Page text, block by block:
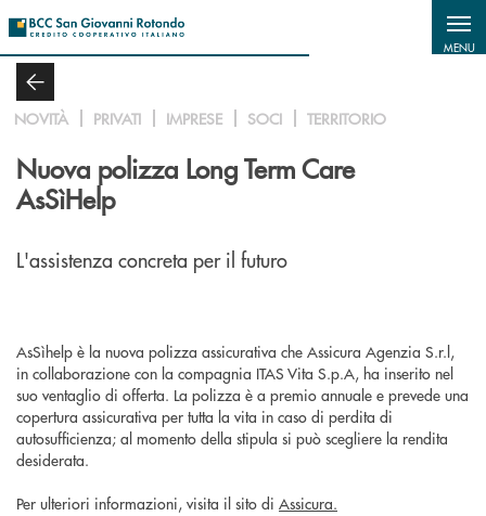
MENU
NOVITÀ PRIVATI IMPRESE SOCI TERRITORIO
Nuova polizza Long Term Care
AsSìHelp
L'assistenza concreta per il futuro
AsSìhelp è la nuova polizza assicurativa che Assicura Agenzia S.r.l,
in collaborazione con la compagnia ITAS Vita S.p.A, ha inserito nel
suo ventaglio di offerta. La polizza è a premio annuale e prevede una
copertura assicurativa per tutta la vita in caso di perdita di
autosufficienza; al momento della stipula si può scegliere la rendita
desiderata.
Per ulteriori informazioni, visita il sito di Assicura.